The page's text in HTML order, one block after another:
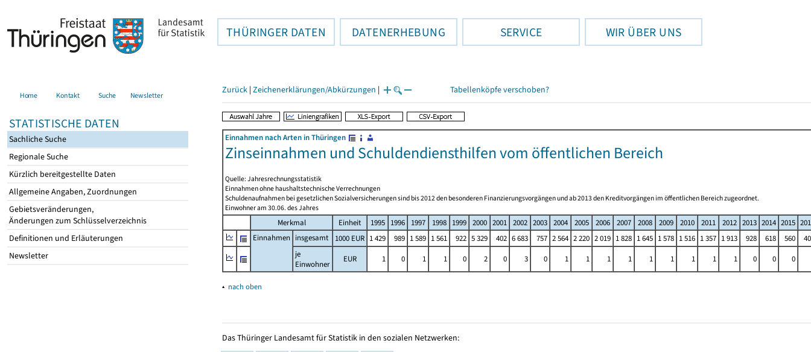
THÜRINGER DATEN DATENERHEBUNG SERVICE WIR ÜBER UNS
Home Kontakt Suche Newsletter
STATISTISCHE DATEN
Sachliche Suche
Regionale Suche
Kürzlich bereitgestellte Daten
Allgemeine Angaben, Zuordnungen
Gebietsveränderungen,
Änderungen zum Schlüsselverzeichnis
Definitionen und Erläuterungen
Newsletter
Zurück | Zeichenerklärungen/Abkürzungen | Tabellenköpfe verschoben?
Einnahmen nach Arten in Thüringen
Zinseinnahmen und Schuldendiensthilfen vom öffentlichen Bereich
Quelle: Jahresrechnungsstatistik
Einnahmen ohne haushaltstechnische Verrechnungen
Schuldenaufnahmen bei gesetzlichen Sozialversicherungen sind bis 2012 den besonderen Finanzierungsvorgängen und ab 2013 den Kreditvorgängen im öffentlichen Bereich zugeordnet.
Einwohner am 30.06. des Jahres
Merkmal Einheit 1995 1996 1997 1998 1999 2000 2001 2002 2003 2004 2005 2006 2007 2008 2009 2010 2011 2012 2013 2014 2015
Einnahmen insgesamt 1000 EUR 1 429 989 1 589 1 561 922 5 329 402 6 683 757 2 564 2 220 2 019 1 828 1 645 1 578 1 516 1 357 1 913 928 618 560
je
Einwohner
EUR 1 0 1 1 0 2 0 3 0 1 1 1 1 1 1 1 1 1 0 0 0
▴ nach oben
Das Thüringer Landesamt für Statistik in den sozialen Netzwerken: